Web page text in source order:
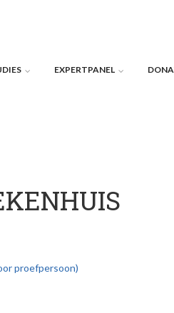
EXPERTPANEL
proefpersoon)